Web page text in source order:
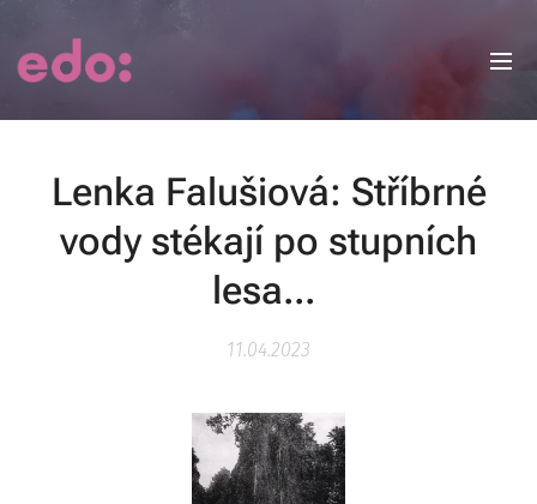
Lenka Falušiová: Stříbrné
vody stékají po stupních
lesa...
11.04.2023